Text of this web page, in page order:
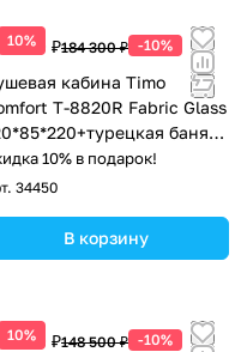
10%
870 ₽184 300 ₽ -10%
кабина Timo
T-8820R Fabric Glass
баня
10% в подарок!
34450
В корзину
10%
650 ₽148 500 ₽ -10%